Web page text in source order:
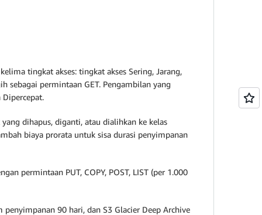
tingkat akses: tingkat akses Sering, Jarang,
sebagai permintaan GET. Pengambilan yang
dihapus, diganti, atau dialihkan ke kelas
biaya prorata untuk sisa durasi penyimpanan
permintaan PUT, COPY, POST, LIST (per 1.000
90 hari, dan S3 Glacier Deep Archive